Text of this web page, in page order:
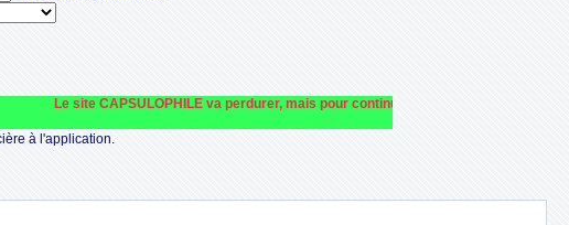
Le site CAPSULOPHILE va perdurer, mais pour continuer à le faire fonctionner et
à l'application.